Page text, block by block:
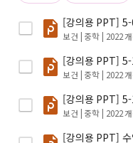
[강의용 PPT] 5-
보건 | 중학 | 2022
[강의용 PPT]
보건 | 중학 | 2022
[강의용 PPT] 5-
보건 | 중학 | 2022
[강의용 PPT]